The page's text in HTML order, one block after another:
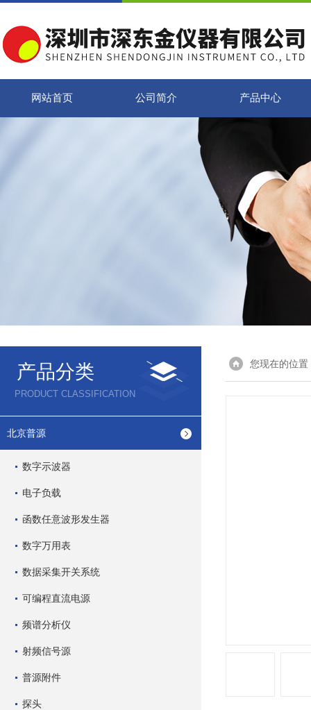
网站首页 公司简介 产品中心
产品分类
PRODUCT CLASSIFICATION
北京普源
数字示波器
电子负载
函数任意波形发生器
数字万用表
数据采集开关系统
可编程直流电源
频谱分析仪
射频信号源
普源附件
探头
您现在的位置